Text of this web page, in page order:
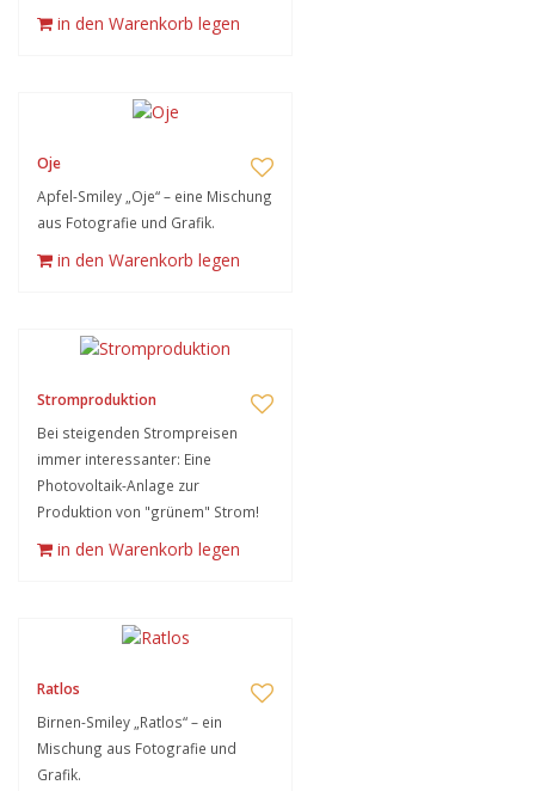
in den Warenkorb legen
Oje
Apfel-Smiley „Oje“ – eine Mischung
aus Fotografie und Grafik.
in den Warenkorb legen
Stromproduktion
Bei steigenden Strompreisen
immer interessanter: Eine
Photovoltaik-Anlage zur
Produktion von "grünem" Strom!
in den Warenkorb legen
Ratlos
Birnen-Smiley „Ratlos“ – ein
Mischung aus Fotografie und
Grafik.